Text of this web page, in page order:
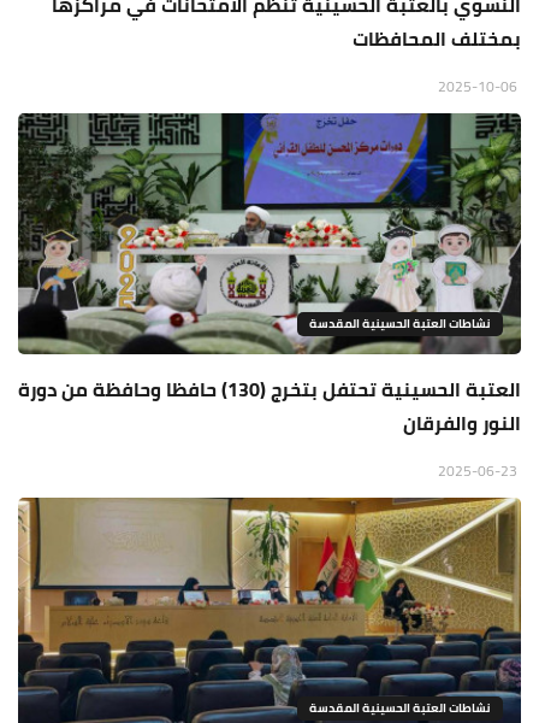
بمختلف المحافظات
نشاطات العتبة الحسينية المقدسة
العتبة الحسينية تحتفل بتخرج (130) حافظا وحافظة من دورة
النور والفرقان
نشاطات العتبة الحسينية المقدسة